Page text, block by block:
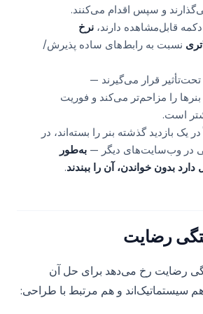
و سپس اقدام می‌کنند.
قابل‌مشاهده دارند، نرخ
نسبت به رابط‌های ساده پذیرش/
تحت‌تأثیر قرار می‌گیرند —
را مزاحم‌تر می‌کند و فوریت
است.
در یک بازدید گذشته بنر را بسته‌اند، در
در وب‌سایت‌های دیگر — به‌طور
بدون خواندن، آن را ببندند.
رضایت
رضایت رخ می‌دهد برای حل آن
سیستماتیک‌اند و هم مرتبط با طراحی: